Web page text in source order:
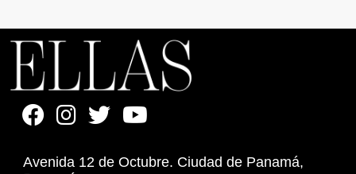
Avenida 12 de Octubre. Ciudad de Panamá,